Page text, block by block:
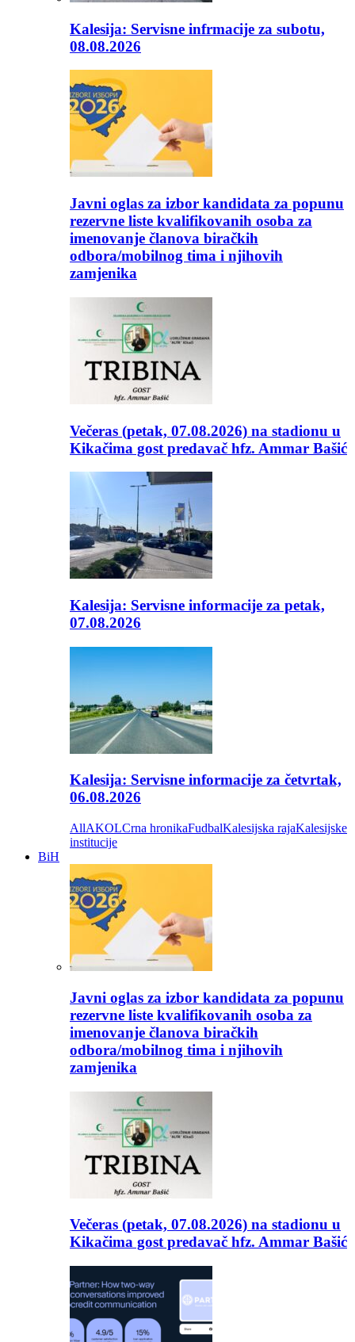
Kalesija: Servisne infrmacije za subotu,
08.08.2026
Javni oglas za izbor kandidata za popunu
rezervne liste kvalifikovanih osoba za
imenovanje članova biračkih
odbora/mobilnog tima i njihovih
zamjenika
Večeras (petak, 07.08.2026) na stadionu u
Kikačima gost predavač hfz. Ammar Bašić
Kalesija: Servisne informacije za petak,
07.08.2026
Kalesija: Servisne informacije za četvrtak,
06.08.2026
AllAKOLCrna hronikaFudbalKalesijska rajaKalesijske
institucije
BiH
Javni oglas za izbor kandidata za popunu
rezervne liste kvalifikovanih osoba za
imenovanje članova biračkih
odbora/mobilnog tima i njihovih
zamjenika
Večeras (petak, 07.08.2026) na stadionu u
Kikačima gost predavač hfz. Ammar Bašić